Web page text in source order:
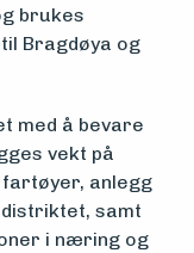
brukes
Bragdøya og
med å bevare
vekt på
anlegg
samt
i næring og